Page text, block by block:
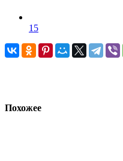
15
Похожее